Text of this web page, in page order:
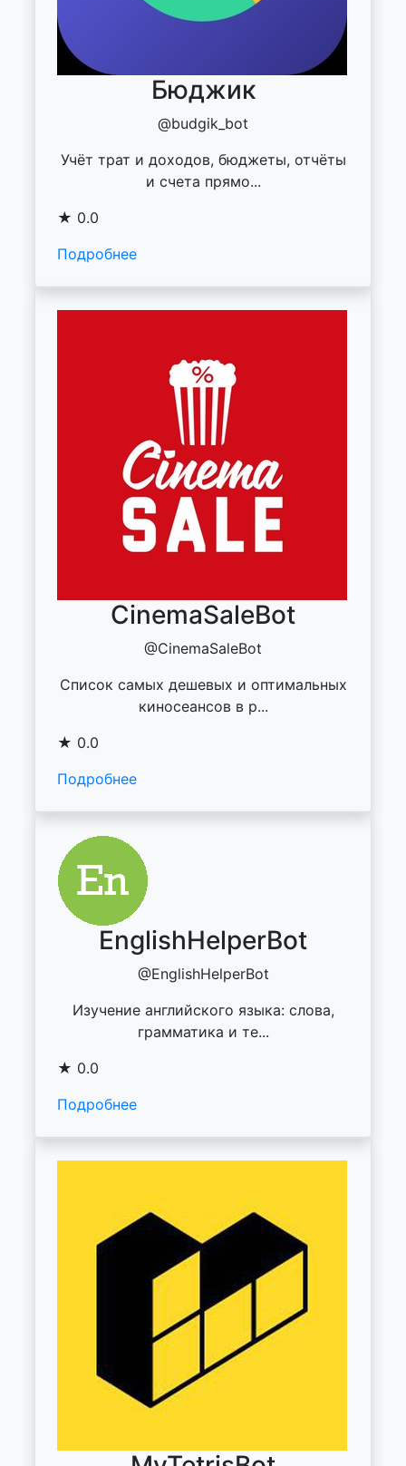
Бюджик
@budgik_bot
Учёт трат и доходов, бюджеты, отчёты
и счета прямо...
★ 0.0
Подробнее
CinemaSaleBot
@CinemaSaleBot
Список самых дешевых и оптимальных
киносеансов в р...
★ 0.0
Подробнее
EnglishHelperBot
@EnglishHelperBot
Изучение английского языка: слова,
грамматика и те...
★ 0.0
Подробнее